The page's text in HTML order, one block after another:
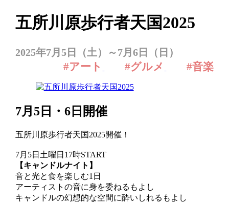
五所川原歩行者天国2025
2025年7月5日（土）～7月6日（日）
#アート #グルメ #音楽
7月5日・6日開催
五所川原歩行者天国2025開催！
7月5日土曜日17時START
【キャンドルナイト】
音と光と食を楽しむ1日
アーティストの音に身を委ねるもよし
キャンドルの幻想的な空間に酔いしれるもよし